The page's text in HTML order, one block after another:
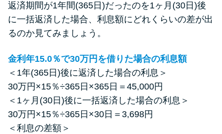
返済期間が1年間(365日)だったのを1ヶ月(30日)後
に一括返済した場合、利息額にどれくらいの差が出
るのか見てみましょう。
金利年15.0％で30万円を借りた場合の利息額
＜1年(365日)後に返済した場合の利息＞
30万円×15％÷365日×365日＝45,000円
＜1ヶ月(30日)後に一括返済した場合の利息＞
30万円×15％÷365日×30日＝3,698円
＜利息の差額＞